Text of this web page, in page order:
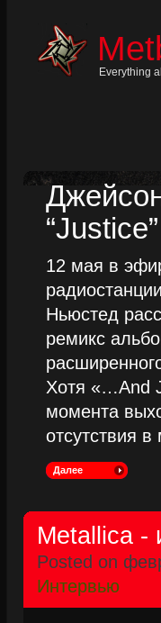
Everything
12 мая в
Ньюстед
ремикс
Хотя «…And
момента
отсутствия
Далее
Metallica -
Posted on
Интервью